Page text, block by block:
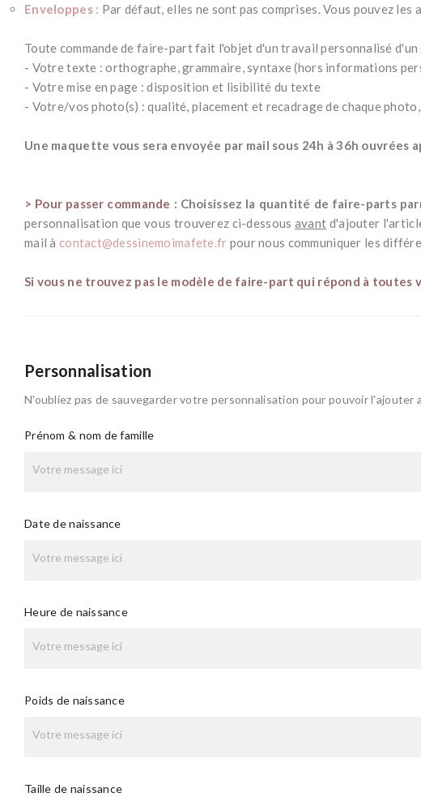
Enveloppes : Par défaut, elles ne sont pas comprises. Vous pouvez
Toute commande de faire-part fait l'objet d'un travail personnalisé
- Votre texte : orthographe, grammaire, syntaxe (hors informations
- Votre mise en page : disposition et lisibilité du texte
- Votre/vos photo(s) : qualité, placement et recadrage de chaque
Une maquette vous sera envoyée par mail sous 24h à 36h
> Pour passer commande : Choisissez la quantité de faire-parts
personnalisation que vous trouverez ci-dessous avant d'ajouter
mail à contact@dessinemoimafete.fr pour nous communiquer les
Si vous ne trouvez pas le modèle de faire-part qui répond à
Personnalisation
N'oubliez pas de sauvegarder votre personnalisation pour pouvoir l'ajouter
Prénom & nom de famille
Date de naissance
Heure de naissance
Poids de naissance
Taille de naissance